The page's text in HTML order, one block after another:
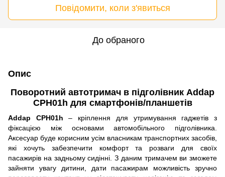
Повідомити, коли з'явиться
До обраного
Опис
Поворотний автотримач в підголівник Addap
CPH01h для смартфонів/планшетів
Addap CPH01h – кріплення для утримування гаджетів з
фіксацією між основами автомобільного підголівника.
Аксесуар буде корисним усім власникам транспортних засобів,
які хочуть забезпечити комфорт та розваги для своїх
пасажирів на задньому сидінні. З даним тримачем ви зможете
зайняти увагу дитини, дати пасажирам можливість зручно